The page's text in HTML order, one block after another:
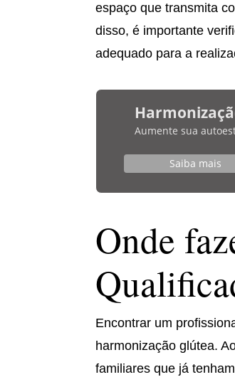
espaço que transmita
disso, é importante
adequado para a
Aumente sua
Saiba mais
Onde
Encontrar um
harmonização glútea.
familiares que já